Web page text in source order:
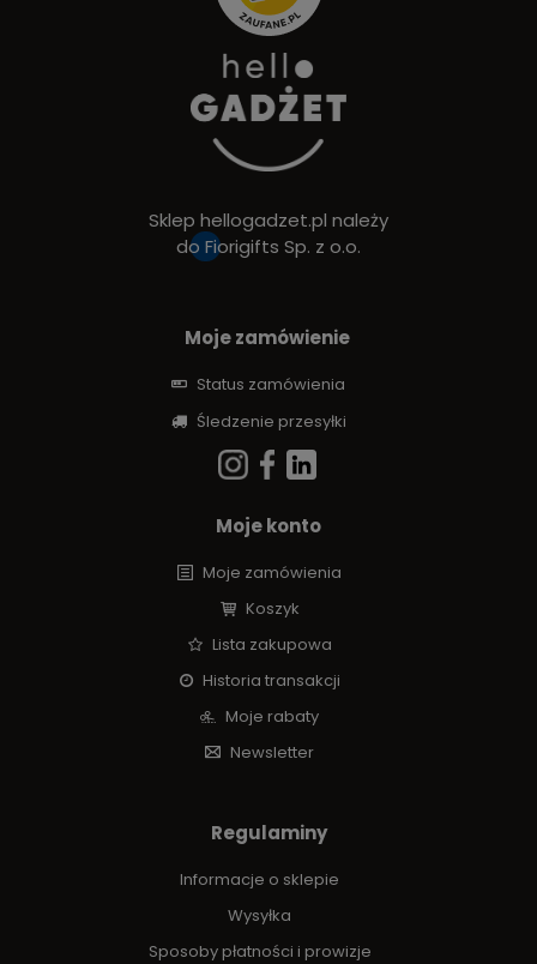
Sklep hellogadzet.pl należy
do Fiorigifts Sp. z o.o.
Moje zamówienie
Status zamówienia
Śledzenie przesyłki
Moje konto
Moje zamówienia
Koszyk
Lista zakupowa
Historia transakcji
Moje rabaty
Newsletter
Regulaminy
Informacje o sklepie
Wysyłka
Sposoby płatności i prowizje